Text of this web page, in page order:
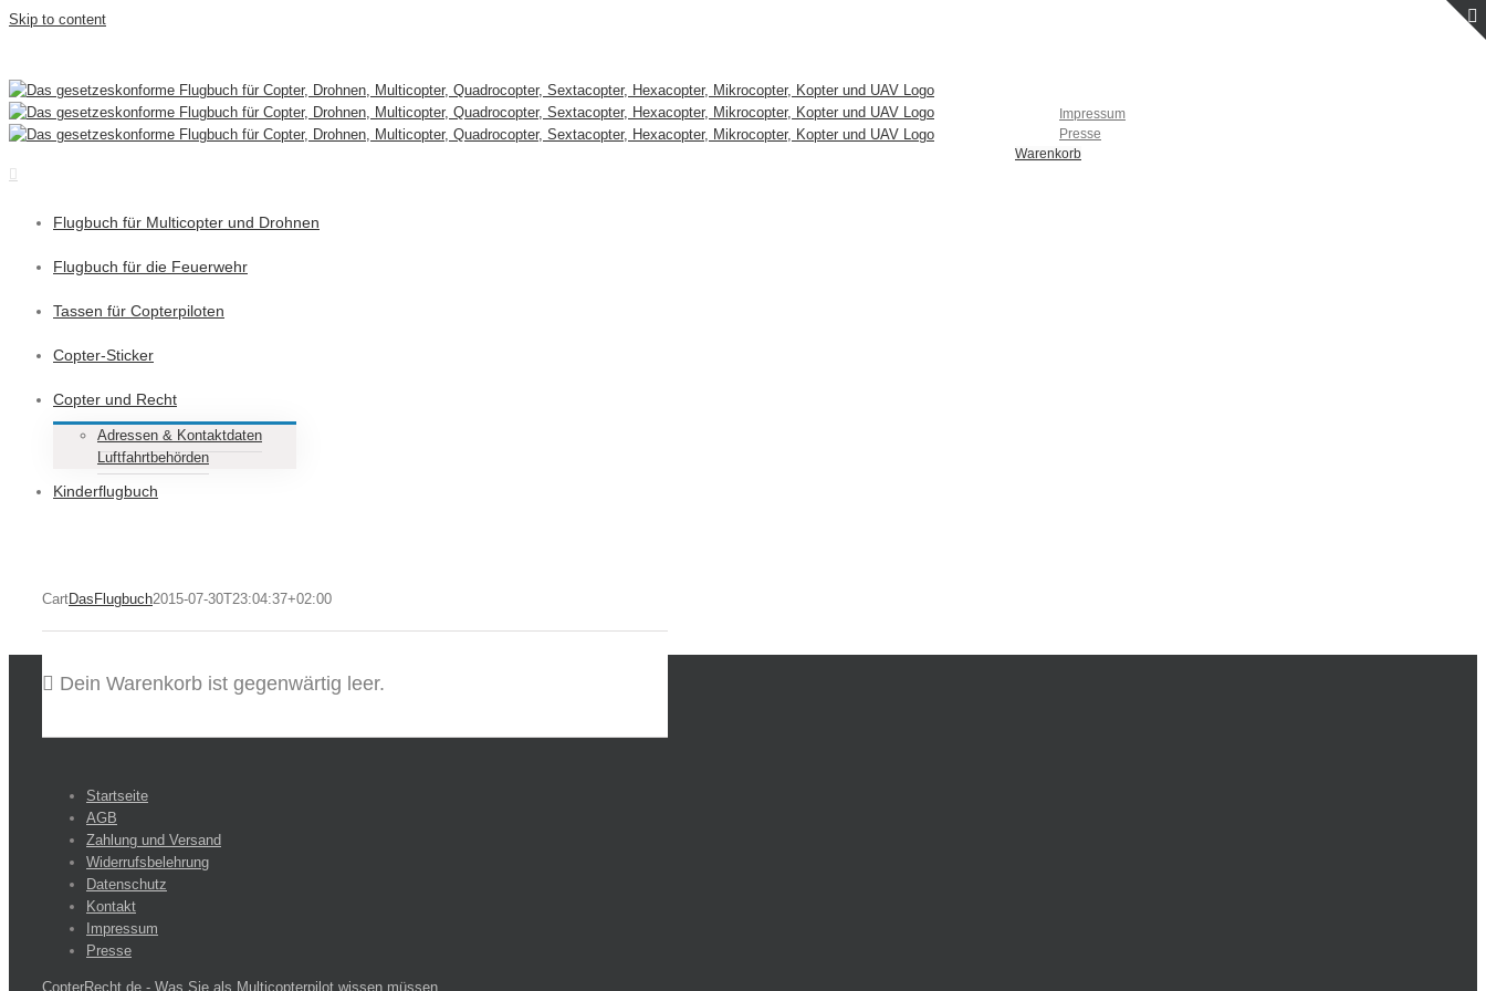
Skip to content
Impressum
Presse
Warenkorb
Flugbuch für Multicopter und Drohnen
Flugbuch für die Feuerwehr
Tassen für Copterpiloten
Copter-Sticker
Copter und Recht
Adressen & Kontaktdaten
Luftfahrtbehörden
Kinderflugbuch
CartDasFlugbuch2015-07-30T23:04:37+02:00
Dein Warenkorb ist gegenwärtig leer.
Startseite
AGB
Zahlung und Versand
Widerrufsbelehrung
Datenschutz
Kontakt
Impressum
Presse
CopterRecht.de - Was Sie als Multicopterpilot wissen müssen